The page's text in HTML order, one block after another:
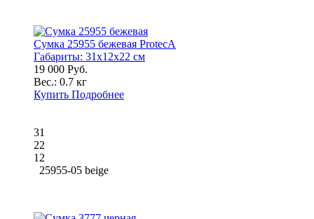
Сумка 25955 бежевая ProtecA
Габариты: 31x12x22 см
19 000 Руб.
Вес.: 0.7 кг
Купить Подробнее
31
22
12
25955-05 beige